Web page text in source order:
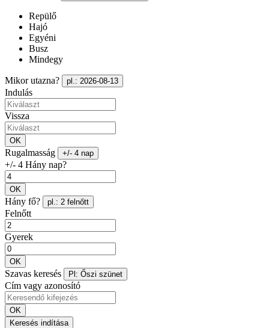
Repülő
Hajó
Egyéni
Busz
Mindegy
Mikor utazna? pl.: 2026-08-13
Indulás
Vissza
OK
Rugalmasság +/- 4 nap
+/- 4 Hány nap?
OK
Hány fő? pl.: 2 felnőtt
Felnőtt
Gyerek
OK
Szavas keresés Pl: Őszi szünet
Cím vagy azonosító
OK
Keresés indítása